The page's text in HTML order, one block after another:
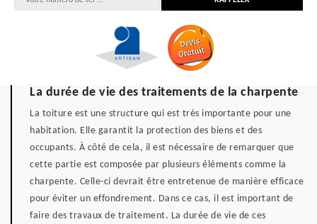
La durée de vie des traitements de la charpente
La toiture est une structure qui est très importante pour une
habitation. Elle garantit la protection des biens et des
occupants. À côté de cela, il est nécessaire de remarquer que
cette partie est composée par plusieurs éléments comme la
charpente. Celle-ci devrait être entretenue de manière efficace
pour éviter un effondrement. Dans ce cas, il est important de
faire des travaux de traitement. La durée de vie de ces